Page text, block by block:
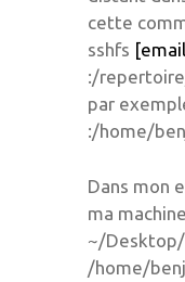
cette
sshfs
:/
par
:/home/
Dans mon
ma
~/
/home/